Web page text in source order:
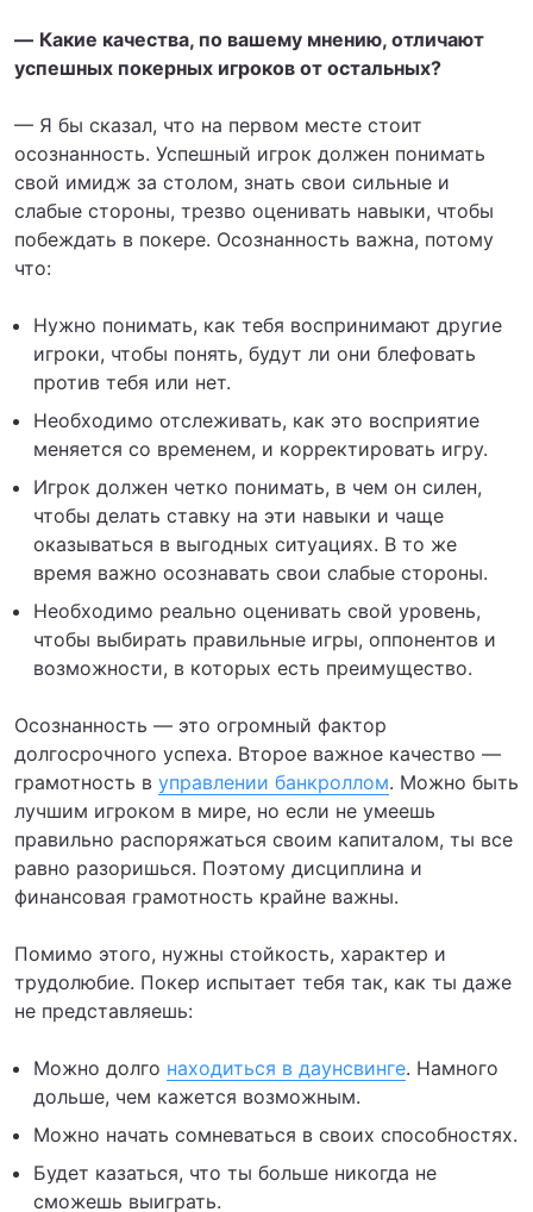
— Какие качества, по вашему мнению, отличают
успешных покерных игроков от остальных?
— Я бы сказал, что на первом месте стоит
осознанность. Успешный игрок должен понимать
свой имидж за столом, знать свои сильные и
слабые стороны, трезво оценивать навыки, чтобы
побеждать в покере. Осознанность важна, потому
что:
Нужно понимать, как тебя воспринимают другие
игроки, чтобы понять, будут ли они блефовать
против тебя или нет.
Необходимо отслеживать, как это восприятие
меняется со временем, и корректировать игру.
Игрок должен четко понимать, в чем он силен,
чтобы делать ставку на эти навыки и чаще
оказываться в выгодных ситуациях. В то же
время важно осознавать свои слабые стороны.
Необходимо реально оценивать свой уровень,
чтобы выбирать правильные игры, оппонентов и
возможности, в которых есть преимущество.
Осознанность — это огромный фактор
долгосрочного успеха. Второе важное качество —
грамотность в управлении банкроллом. Можно быть
лучшим игроком в мире, но если не умеешь
правильно распоряжаться своим капиталом, ты все
равно разоришься. Поэтому дисциплина и
финансовая грамотность крайне важны.
Помимо этого, нужны стойкость, характер и
трудолюбие. Покер испытает тебя так, как ты даже
не представляешь:
Можно долго находиться в даунсвинге. Намного
дольше, чем кажется возможным.
Можно начать сомневаться в своих способностях.
Будет казаться, что ты больше никогда не
сможешь выиграть.